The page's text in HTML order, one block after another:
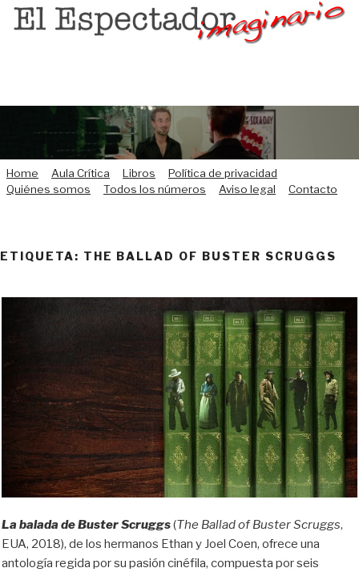
Saltar
Home Aula Crítica Libros
Política de privacidad
Quiénes somos
Todos los números Aviso legal Contacto
ETIQUETA: THE BALLAD OF BUSTER SCRUGGS
La balada de Buster Scruggs(The Ballad of Buster Scruggs,
EUA, 2018), de los hermanos Ethan y Joel Coen, ofrece una
antología regida por su pasión cinéfila, compuesta por seis